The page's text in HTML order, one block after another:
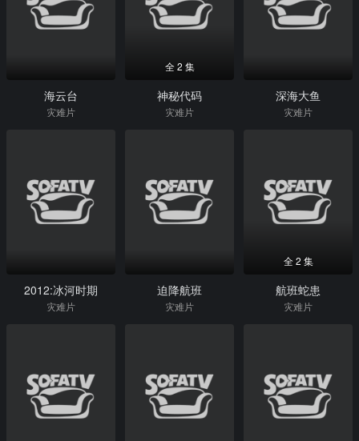
海云台
灾难片
全 2 集
神秘代码
灾难片
深海大鱼
灾难片
2012:冰河时期
灾难片
迫降航班
灾难片
全 2 集
航班蛇患
灾难片